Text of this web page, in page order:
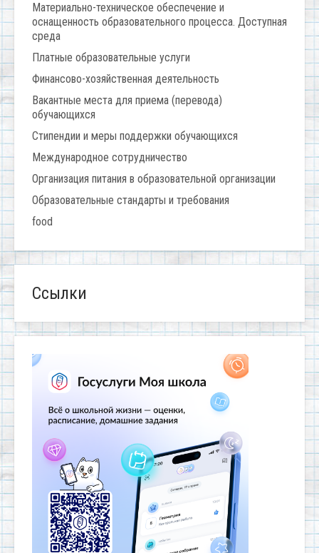
Материально-техническое обеспечение и
оснащенность образовательного процесса. Доступная
среда
Платные образовательные услуги
Финансово-хозяйственная деятельность
Вакантные места для приема (перевода)
обучающихся
Стипендии и меры поддержки обучающихся
Международное сотрудничество
Организация питания в образовательной организации
Образовательные стандарты и требования
food
Ссылки